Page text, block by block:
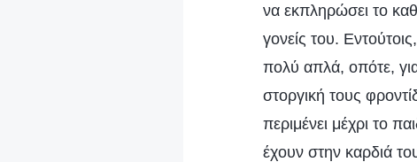
να εκπληρώσει το
γονείς του.
πολύ απλά, οπότε,
στοργική τους
περιμένει μέχρι το
έχουν στην καρδιά